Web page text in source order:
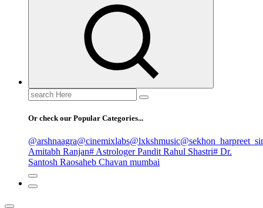
Search
for:
Or check our Popular Categories...
@arshnaagra@cinemixlabs@lxkshmusic
Amitabh Ranjan# Astrologer Pandit Rahul Shastri# Dr.
Santosh Raosaheb Chavan mumbai